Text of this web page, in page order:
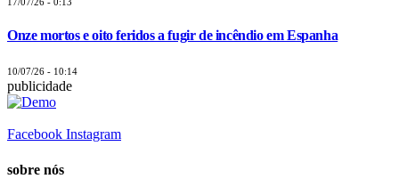
Onze mortos e oito feridos a fugir de incêndio em Espanha
10/07/26 - 10:14
publicidade
Facebook Instagram
sobre nós